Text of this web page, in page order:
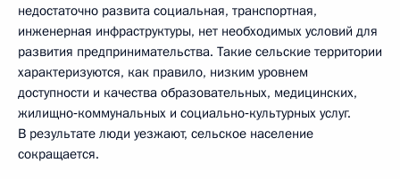
недостаточно развита социальная, транспортная,
инженерная инфраструктуры, нет необходимых условий для
развития предпринимательства. Такие сельские территории
характеризуются, как правило, низким уровнем
доступности и качества образовательных, медицинских,
жилищно‑коммунальных и социально‑культурных услуг.
В результате люди уезжают, сельское население
сокращается.